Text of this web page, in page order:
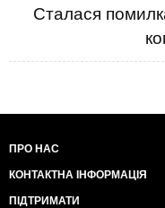
Сталася
ПРО НАС
КОНТАКТНА ІНФОРМАЦІЯ
ПІДТРИМАТИ